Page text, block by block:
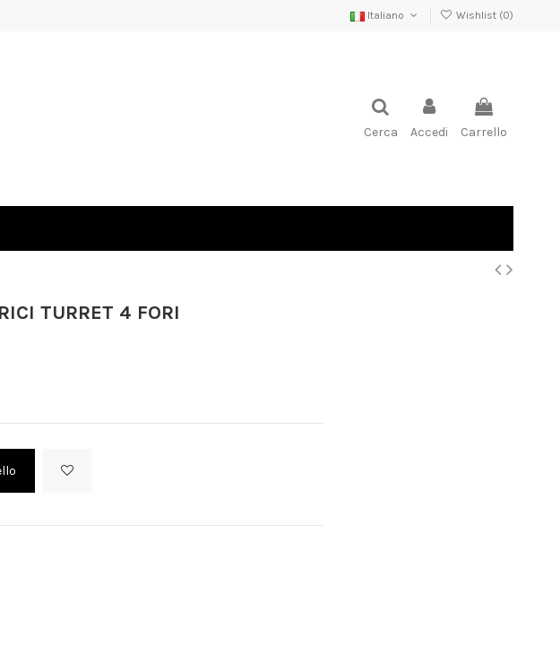
Italiano Wishlist (0)
Cerca Accedi Carrello
TURRET 4 FORI